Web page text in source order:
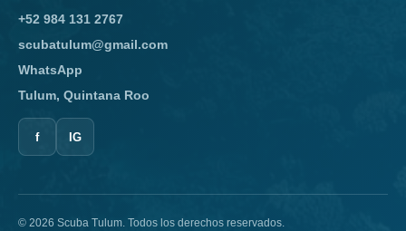
+52 984 131 2767
scubatulum@gmail.com
WhatsApp
Tulum, Quintana Roo
f IG
© 2026 Scuba Tulum. Todos los derechos reservados.